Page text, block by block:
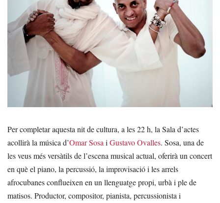
Per completar aquesta nit de cultura, a les 22 h, la Sala d’actes
acollirà la música d’Omar SosaiGustavo Ovalles. Sosa, una de
les veus més versàtils de l’escena musical actual, oferirà un concert
en què el piano, la percussió, la improvisació i les arrels
afrocubanes conflueixen en un llenguatge propi, urbà i ple de
matisos. Productor, compositor, pianista, percussionista i